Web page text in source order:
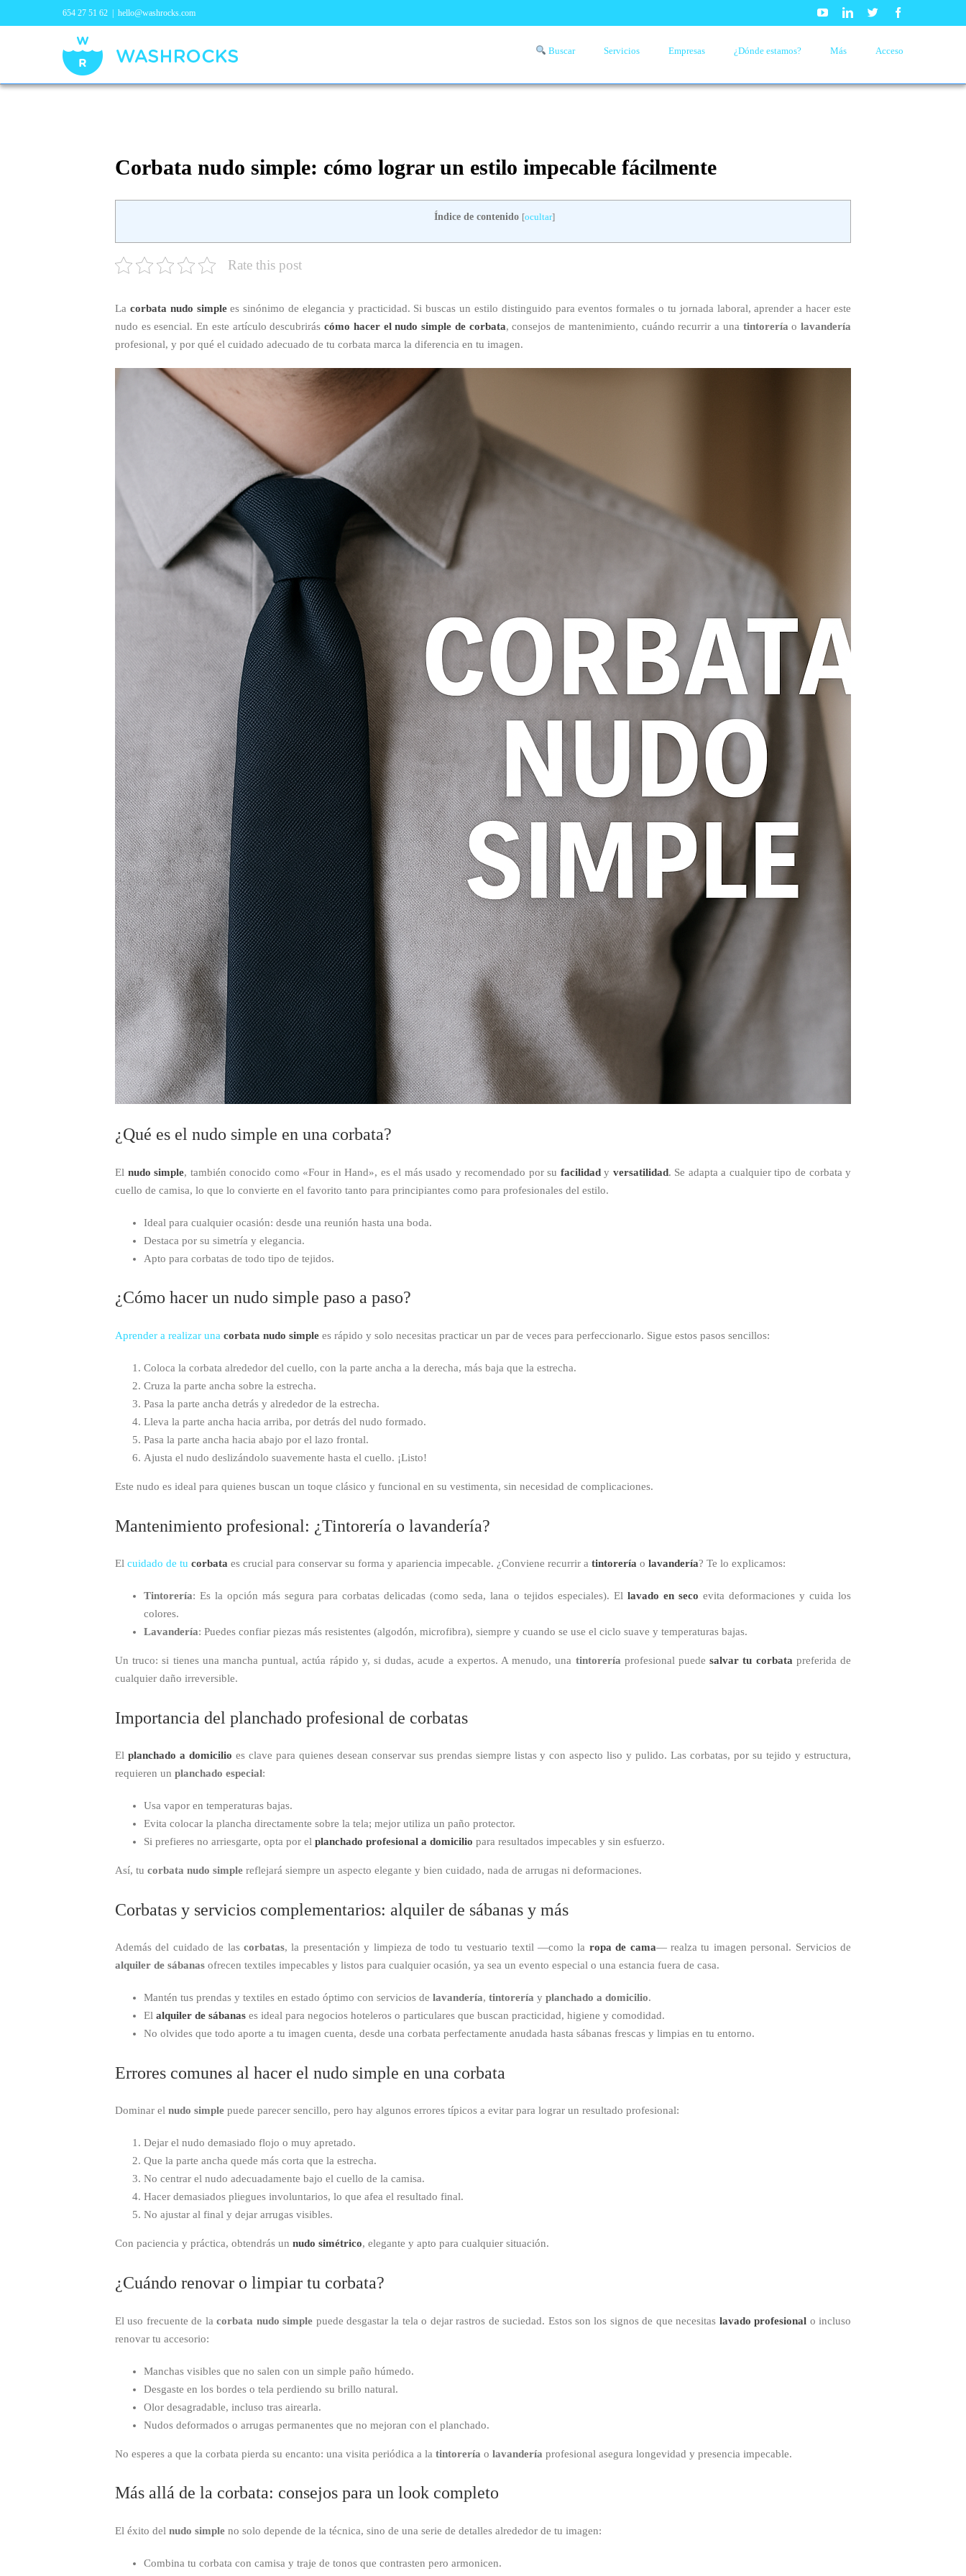
654 27 51 62 | hello@washrocks.com YoutubeLinkedinTwitter
Buscar Servicios Empresas ¿Dónde estamos? Más Acceso
Corbata nudo simple: cómo lograr un estilo impecable fácilmente
Índice de contenido [ocultar]
Rate this post
La corbata nudo simplees sinónimo de elegancia y practicidad. Si buscas un estilo distinguido para eventos formales o tu jornada laboral, aprender a hacer este
nudo es esencial. En este artículo descubriráscómo hacer el nudo simple de corbata, consejos de mantenimiento, cuándo recurrir a una tintorería olavandería
profesional, y por qué el cuidado adecuado de tu corbata marca la diferencia en tu imagen.
¿Qué es el nudo simple en una corbata?
El nudo simple, también conocido como «Four in Hand», es el más usado y recomendado por su facilidady versatilidad. Se adapta a cualquier tipo de corbata y
cuello de camisa, lo que lo convierte en el favorito tanto para principiantes como para profesionales del estilo.
Ideal para cualquier ocasión: desde una reunión hasta una boda.
Destaca por su simetría y elegancia.
Apto para corbatas de todo tipo de tejidos.
¿Cómo hacer un nudo simple paso a paso?
Aprender a realizar una corbata nudo simple es rápido y solo necesitas practicar un par de veces para perfeccionarlo. Sigue estos pasos sencillos:
Coloca la corbata alrededor del cuello, con la parte ancha a la derecha, más baja que la estrecha.
Cruza la parte ancha sobre la estrecha.
Pasa la parte ancha detrás y alrededor de la estrecha.
Lleva la parte ancha hacia arriba, por detrás del nudo formado.
Pasa la parte ancha hacia abajo por el lazo frontal.
Ajusta el nudo deslizándolo suavemente hasta el cuello. ¡Listo!
Este nudo es ideal para quienes buscan un toque clásico y funcional en su vestimenta, sin necesidad de complicaciones.
Mantenimiento profesional: ¿Tintorería o lavandería?
El cuidado de tu corbata es crucial para conservar su forma y apariencia impecable. ¿Conviene recurrir a tintorería o lavandería? Te lo explicamos:
Tintorería: Es la opción más segura para corbatas delicadas (como seda, lana o tejidos especiales). El lavado en seco evita deformaciones y cuida los
colores.
Lavandería: Puedes confiar piezas más resistentes (algodón, microfibra), siempre y cuando se use el ciclo suave y temperaturas bajas.
Un truco: si tienes una mancha puntual, actúa rápido y, si dudas, acude a expertos. A menudo, una tintorería profesional puedesalvar tu corbata preferida de
cualquier daño irreversible.
Importancia del planchado profesional de corbatas
El planchado a domicilio es clave para quienes desean conservar sus prendas siempre listas y con aspecto liso y pulido. Las corbatas, por su tejido y estructura,
requieren un planchado especial:
Usa vapor en temperaturas bajas.
Evita colocar la plancha directamente sobre la tela; mejor utiliza un paño protector.
Si prefieres no arriesgarte, opta por el planchado profesional a domicilio para resultados impecables y sin esfuerzo.
Así, tu corbata nudo simple reflejará siempre un aspecto elegante y bien cuidado, nada de arrugas ni deformaciones.
Corbatas y servicios complementarios: alquiler de sábanas y más
Además del cuidado de las corbatas, la presentación y limpieza de todo tu vestuario textil —como la ropa de cama— realza tu imagen personal. Servicios de
alquiler de sábanas ofrecen textiles impecables y listos para cualquier ocasión, ya sea un evento especial o una estancia fuera de casa.
Mantén tus prendas y textiles en estado óptimo con servicios de lavandería, tintorería y planchado a domicilio.
El alquiler de sábanas es ideal para negocios hoteleros o particulares que buscan practicidad, higiene y comodidad.
No olvides que todo aporte a tu imagen cuenta, desde una corbata perfectamente anudada hasta sábanas frescas y limpias en tu entorno.
Errores comunes al hacer el nudo simple en una corbata
Dominar el nudo simple puede parecer sencillo, pero hay algunos errores típicos a evitar para lograr un resultado profesional:
Dejar el nudo demasiado flojo o muy apretado.
Que la parte ancha quede más corta que la estrecha.
No centrar el nudo adecuadamente bajo el cuello de la camisa.
Hacer demasiados pliegues involuntarios, lo que afea el resultado final.
No ajustar al final y dejar arrugas visibles.
Con paciencia y práctica, obtendrás un nudo simétrico, elegante y apto para cualquier situación.
¿Cuándo renovar o limpiar tu corbata?
El uso frecuente de lacorbata nudo simple puede desgastar la tela o dejar rastros de suciedad. Estos son los signos de que necesitas lavado profesional o incluso
renovar tu accesorio:
Manchas visibles que no salen con un simple paño húmedo.
Desgaste en los bordes o tela perdiendo su brillo natural.
Olor desagradable, incluso tras airearla.
Nudos deformados o arrugas permanentes que no mejoran con el planchado.
No esperes a que la corbata pierda su encanto: una visita periódica a la tintorería o lavandería profesional asegura longevidad y presencia impecable.
Más allá de la corbata: consejos para un look completo
El éxito del nudo simple no solo depende de la técnica, sino de una serie de detalles alrededor de tu imagen:
Combina tu corbata con camisa y traje de tonos que contrasten pero armonicen.